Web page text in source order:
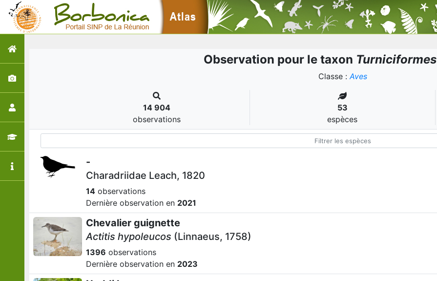
Observation pour le taxon Turniciformes
Classe :Aves
14 904
observations
53
espèces
-
Charadriidae Leach, 1820
14 observations
Dernière observation en 2021
Chevalier guignette
Actitis hypoleucos (Linnaeus, 1758)
1396 observations
Dernière observation en 2023